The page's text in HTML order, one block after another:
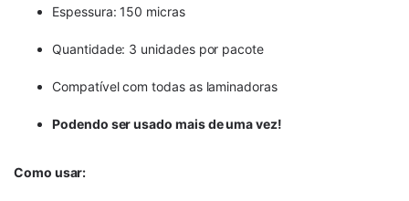
Espessura: 150 micras
Quantidade: 3 unidades por pacote
Compatível com todas as laminadoras
Podendo ser usado mais de uma vez!
Como usar: